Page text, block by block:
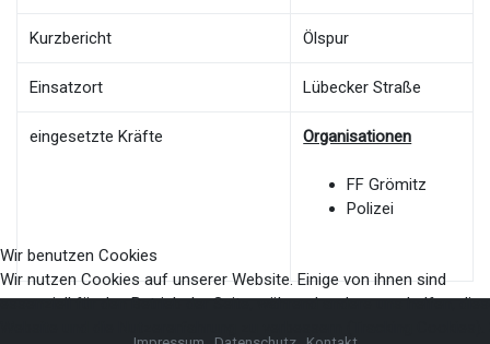
Kurzbericht Ölspur
Einsatzort Lübecker Straße
eingesetzte Kräfte Organisationen
FF Grömitz
Polizei
Wir benutzen Cookies
Wir nutzen Cookies auf unserer Website. Einige von ihnen sind
essenziell für den Betrieb der Seite, während andere uns helfen,